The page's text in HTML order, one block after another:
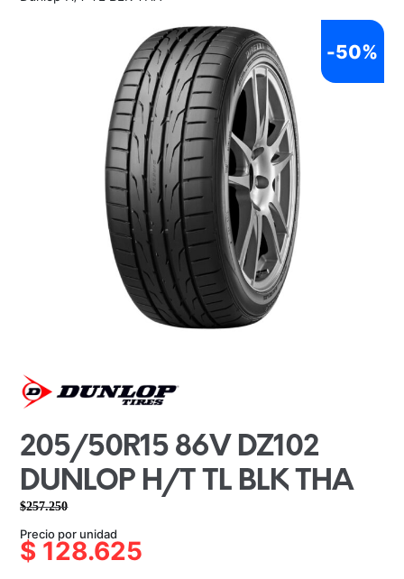
205/50R15 86V DZ102
DUNLOP H/T TL BLK THA
$257.250
precio
original
precio
actual
Precio por unidad
$ 128.625
-50%